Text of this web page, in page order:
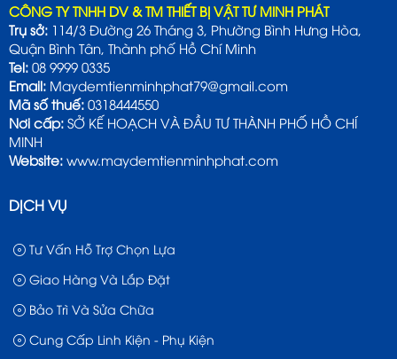
CÔNG TY TNHH DV & TM THIẾT BỊ VẬT TƯ MINH PHÁT
Trụ sở: 114/3 Đường 26 Tháng 3, Phường Bình Hưng Hòa,
Quận Bình Tân, Thành phố Hồ Chí Minh
Tel: 08 9999 0335
Email: Maydemtienminhphat79@gmail.com
Mã số thuế: 0318444550
Nơi cấp: SỞ KẾ HOẠCH VÀ ĐẦU TƯ THÀNH PHỐ HỒ CHÍ
MINH
Website: www.maydemtienminhphat.com
DỊCH VỤ
Tư Vấn Hỗ Trợ Chọn Lựa
Giao Hàng Và Lắp Đặt
Bảo Trì Và Sửa Chữa
Cung Cấp Linh Kiện - Phụ Kiện